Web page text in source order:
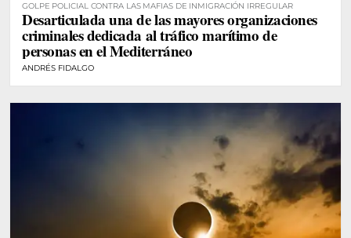
GOLPE POLICIAL CONTRA LAS MAFIAS DE INMIGRACIÓN IRREGULAR
Desarticulada una de las mayores organizaciones
criminales dedicada al tráfico marítimo de
personas en el Mediterráneo
ANDRÉS FIDALGO